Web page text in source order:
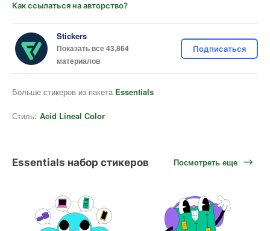
Как ссылаться на авторство?
Stickers
Показать все 43,864
материалов
Подписаться
Больше стикеров из пакета Essentials
Стиль: Acid Lineal Color
Essentials набор стикеров Посмотреть еще